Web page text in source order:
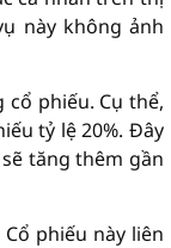
này không ảnh
phiếu. Cụ thể,
tỷ lệ 20%. Đây
tăng thêm gần
phiếu này liên